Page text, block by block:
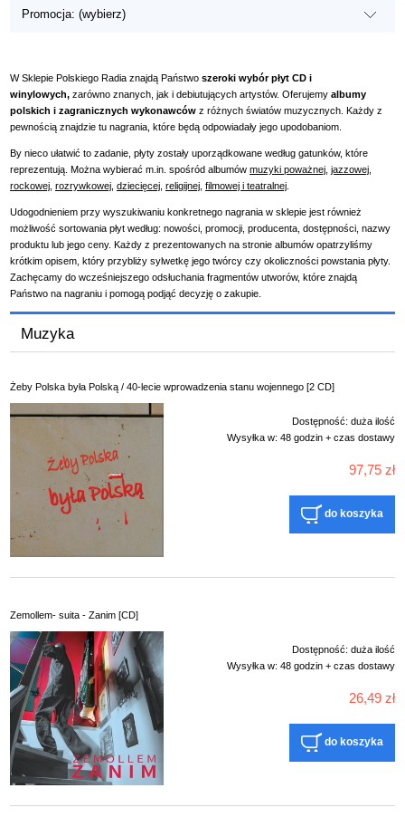
Promocja: (wybierz)
W Sklepie Polskiego Radia znajdą Państwo szeroki wybór płyt CD i
winylowych, zarówno znanych, jak i debiutujących artystów. Oferujemy albumy
polskich i zagranicznych wykonawców z różnych światów muzycznych. Każdy z
pewnością znajdzie tu nagrania, które będą odpowiadały jego upodobaniom.
By nieco ułatwić to zadanie, płyty zostały uporządkowane według gatunków, które
reprezentują. Można wybierać m.in. spośród albumów muzyki poważnej jazzowej
rockowej rozrywkowej dziecięcej religijnej filmowej i teatralnej
Udogodnieniem przy wyszukiwaniu konkretnego nagrania w sklepie jest również
możliwość sortowania płyt według: nowości, promocji, producenta, dostępności, nazwy
produktu lub jego ceny. Każdy z prezentowanych na stronie albumów opatrzyliśmy
krótkim opisem, który przybliży sylwetkę jego twórcy czy okoliczności powstania płyty.
Zachęcamy do wcześniejszego odsłuchania fragmentów utworów, które znajdą
Państwo na nagraniu i pomogą podjąć decyzję o zakupie.
Muzyka
Żeby Polska była Polską / 40-lecie wprowadzenia stanu wojennego [2 CD]
Dostępność: duża ilość
Wysyłka w: 48 godzin + czas dostawy
97,75 zł
do koszyka
Zemollem- suita - Zanim [CD]
Dostępność: duża ilość
Wysyłka w: 48 godzin + czas dostawy
26,49 zł
do koszyka